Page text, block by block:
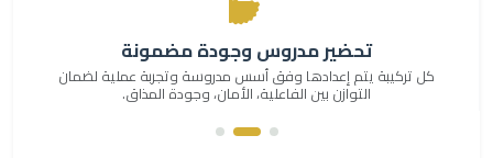
تميم
اكتشف روعة الطبيعة في كل قطرة من منتجاتنا المختارة بعناية
فائقة
تحضير مدروس وجودة مضمونة
كل تركيبة يتم إعدادها وفق أسس مدروسة وتجربة عملية لضمان
التوازن بين الفاعلية، الأمان، وجودة المذاق.